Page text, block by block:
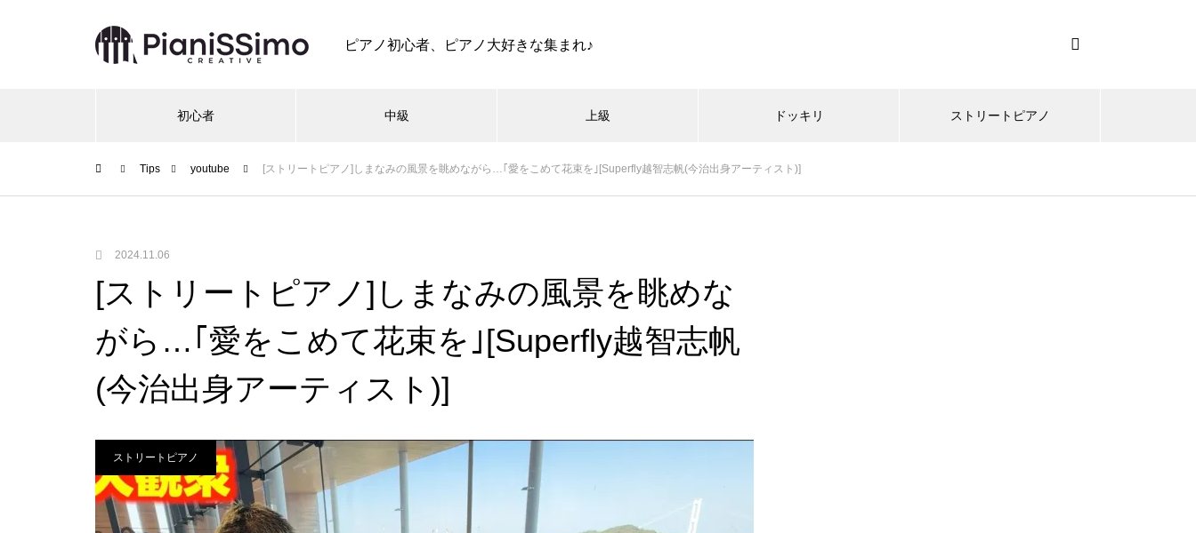
ピアノ初心者、ピアノ大好きな集まれ♪
初心者 中級 上級 ドッキリ ストリートピアノ
Tips youtube [ストリートピアノ]しまなみの風景を眺めながら…｢愛をこめて花束を｣[Superfly越智志帆(今治出身アーティスト)]
2024.11.06
[ストリートピアノ]しまなみの風景を眺めな
がら…｢愛をこめて花束を｣[Superfly越智志帆
(今治出身アーティスト)]
ストリートピアノ